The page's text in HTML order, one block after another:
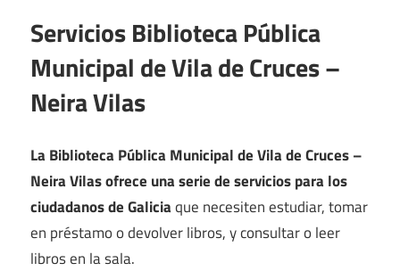
Servicios Biblioteca Pública
Municipal de Vila de Cruces –
Neira Vilas
La Biblioteca Pública Municipal de Vila de Cruces –
Neira Vilas ofrece una serie de servicios para los
ciudadanos de Galiciaque necesiten estudiar, tomar
en préstamo o devolver libros, y consultar o leer
libros en la sala.